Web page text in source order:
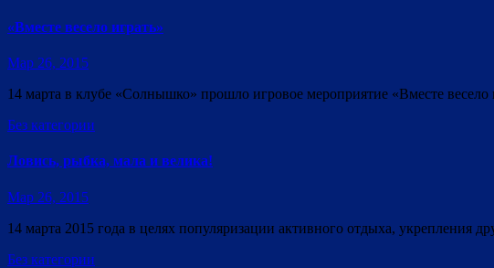
«Вместе весело играть»
Мар 26, 2015
14 марта в клубе «Солнышко» прошло игровое мероприятие «Вместе
Без категории
Ловись, рыбка, мала и велика!
Мар 26, 2015
14 марта 2015 года в целях популяризации активного отдыха, укрепления
Без категории